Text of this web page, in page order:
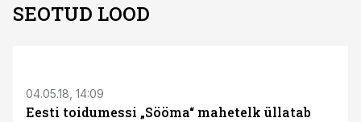
SEOTUD LOOD
04.05.18, 14:09
Eesti toidumessi „Sööma“ mahetelk üllatab